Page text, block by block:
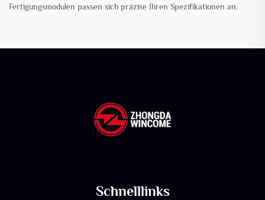
Fertigungsmodulen passen sich präzise Ihren Spezifikationen an.
Schnelllinks